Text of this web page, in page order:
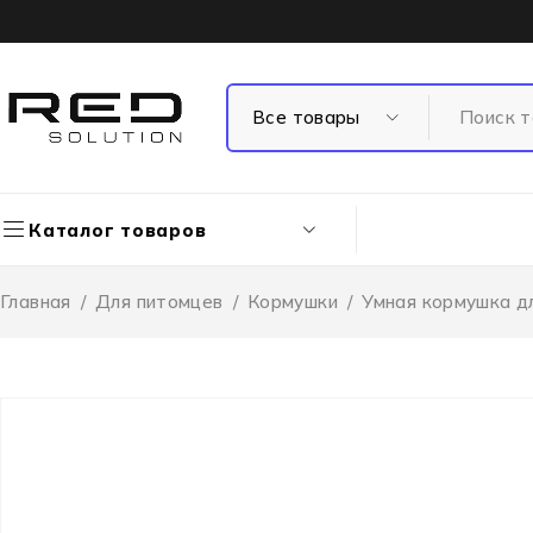
Каталог товаров
Главная / Для питомцев / Кормушки / Умная кормушка